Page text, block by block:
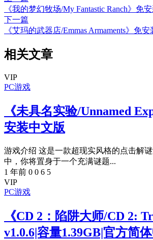
《我的梦幻牧场/My Fantastic Ranch》免
下一篇
《艾玛的武器店/Emmas Armaments》免
相关文章
VIP
PC游戏
《未具名实验/Unnamed
安装中文版
游戏介绍 这是一款超现实风格的点击解
中，你将置身于一个充满谜题...
1 年前 0 0 6 5
VIP
PC游戏
《CD 2：陷阱大师/CD 2:
v1.0.6|容量1.39GB|官方简